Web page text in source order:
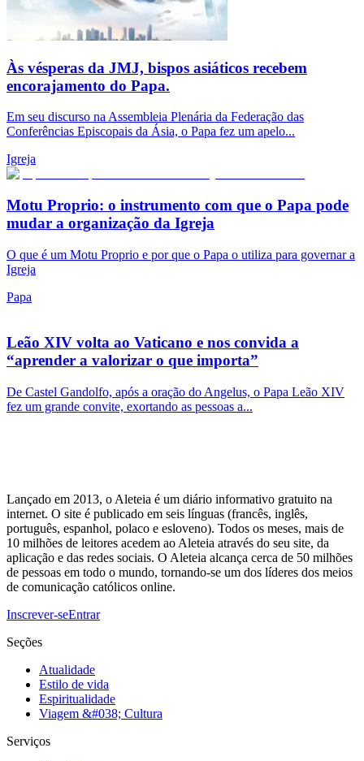
Às vésperas da JMJ, bispos asiáticos recebem
encorajamento do Papa.
Em seu discurso na Assembleia Plenária da Federação das
Conferências Episcopais da Ásia, o Papa fez um apelo...
Igreja
Motu Proprio: o instrumento com que o Papa pode
mudar a organização da Igreja
O que é um Motu Proprio e por que o Papa o utiliza para governar a
Igreja
Papa
Leão XIV volta ao Vaticano e nos convida a
“aprender a valorizar o que importa”
De Castel Gandolfo, após a oração do Angelus, o Papa Leão XIV
fez um grande convite, exortando as pessoas a...
Lançado em 2013, o Aleteia é um diário informativo gratuito na
internet. O site é publicado em seis línguas (francês, inglês,
português, espanhol, polaco e esloveno). Todos os meses, mais de
10 milhões de leitores acedem ao Aleteia através do seu site, da
aplicação e das redes sociais. O Aleteia alcança cerca de 50 milhões
de pessoas em todo o mundo, tornando-se um dos líderes dos meios
de comunicação católicos online.
Inscrever-seEntrar
Seções
Atualidade
Estilo de vida
Espiritualidade
Viagem &#038; Cultura
Serviços